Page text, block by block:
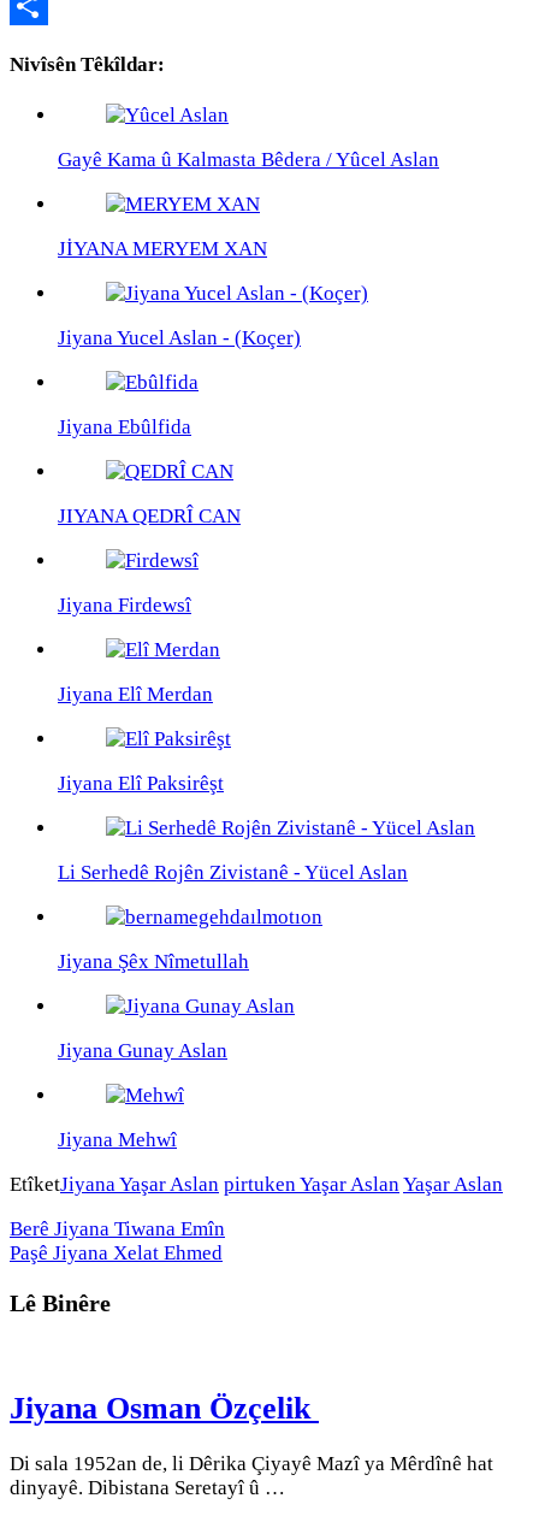
Copy
Nivîsên Têkîldar:
Gayê Kama û Kalmasta Bêdera / Yûcel Aslan
JİYANA MERYEM XAN
Jiyana Yucel Aslan - (Koçer)
Jiyana Ebûlfida
JIYANA QEDRÎ CAN
Jiyana Firdewsî
Jiyana Elî Merdan
Jiyana Elî Paksirêşt
Li Serhedê Rojên Zivistanê - Yücel Aslan
Jiyana Şêx Nîmetullah
Jiyana Gunay Aslan
Jiyana Mehwî
EtîketJiyana Yaşar Aslan pirtuken Yaşar AslanYaşar Aslan
Berê Jiyana Tiwana Emîn
Paşê Jiyana Xelat Ehmed
Lê Binêre
Jiyana Osman Özçelik
Di sala 1952an de, li Dêrika Çiyayê Mazî ya Mêrdînê hat
dinyayê. Dibistana Seretayî û …